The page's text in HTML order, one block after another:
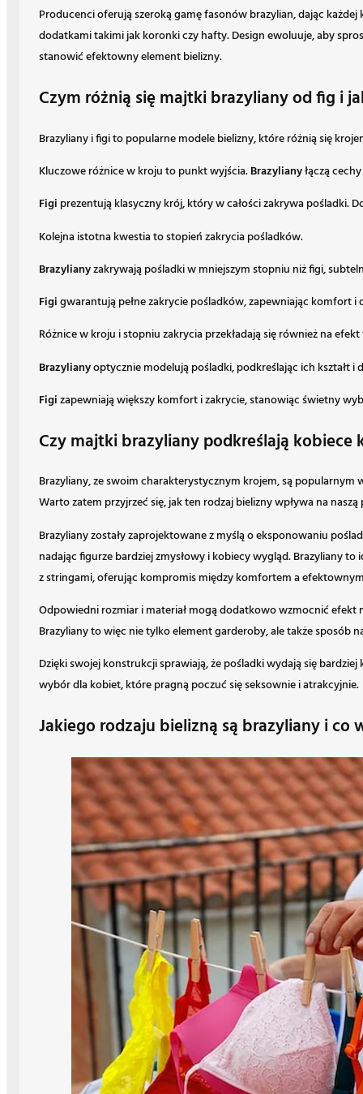
Producenci oferują szeroką gamę fasonów brazylian, dając
dodatkami takimi jak koronki czy hafty. Design ewoluuje, aby
stanowić efektowny element bielizny.
Czym różnią się majtki brazyliany od fig i
Brazyliany i figi to popularne modele bielizny, które różnią się
Kluczowe różnice w kroju to punkt wyjścia.Brazylianyłączą
Figi prezentują klasyczny krój, który w całości zakrywa pośladki.
Kolejna istotna kwestia to stopień zakrycia pośladków.
Brazylianyzakrywają pośladki w mniejszym stopniu niż figi,
Figigwarantują pełne zakrycie pośladków, zapewniając komfort i
Różnice w kroju i stopniu zakrycia przekładają się również na
Brazylianyoptycznie modelują pośladki, podkreślając ich kształt i
Figizapewniają większy komfort i zakrycie, stanowiąc świetny
Czy majtki brazyliany podkreślają kobiece
Brazyliany, ze swoim charakterystycznym krojem, są
Warto zatem przyjrzeć się, jak ten rodzaj bielizny wpływa na
Brazyliany zostały zaprojektowane z myślą o eksponowaniu
nadając figurze bardziej zmysłowy i kobiecy wygląd. Brazyliany
z stringami, oferując kompromis między komfortem a
Odpowiedni rozmiar i materiał mogą dodatkowo wzmocnić efekt
Brazyliany to więc nie tylko element garderoby, ale także sposób
Dzięki swojej konstrukcji sprawiają, że pośladki wydają się
wybór dla kobiet, które pragną poczuć się seksownie i atrakcyjnie.
Jakiego rodzaju bielizną są brazyliany i co